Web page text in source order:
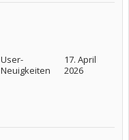
User-
Neuigkeiten
17. April
2026